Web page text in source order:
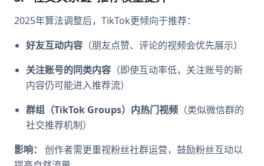
2025年算法调整后，TikTok更倾向于推荐：
好友互动内容 （朋友点赞、评论的视频会优先展示）
关注账号的同类内容 （即使互动率低，关注账号的新
内容仍可能进入推荐流）
群组（TikTok Groups）内热门视频 （类似微信群的
社交推荐机制）
影响：
创作者需更重视粉丝社群运营，鼓励粉丝互动以